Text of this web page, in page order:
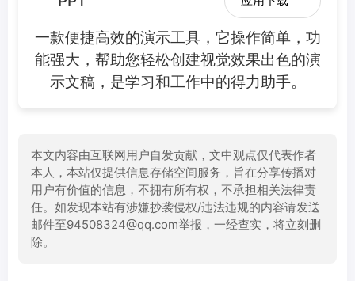
一款便捷高效的演示工具，它操作简单，功
能强大，帮助您轻松创建视觉效果出色的演
示文稿，是学习和工作中的得力助手。
本文内容由互联网用户自发贡献，文中观点仅代表作者
本人，本站仅提供信息存储空间服务，旨在分享传播对
用户有价值的信息，不拥有所有权，不承担相关法律责
任。如发现本站有涉嫌抄袭侵权/违法违规的内容请发送
邮件至94508324@qq.com举报，一经查实，将立刻删
除。